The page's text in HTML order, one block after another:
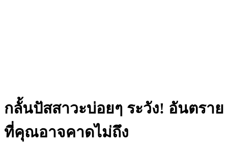
กลั้นปัสสาวะบ่อยๆ ระวัง! อันตราย
ที่คุณอาจคาดไม่ถึง